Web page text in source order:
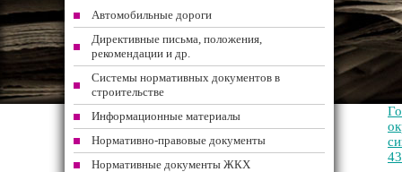
Автомобильные дороги
Директивные письма, положения,
рекомендации и др.
Системы нормативных документов в
строительстве
Информационные материалы
Нормативно-правовые документы
Нормативные документы ЖКХ